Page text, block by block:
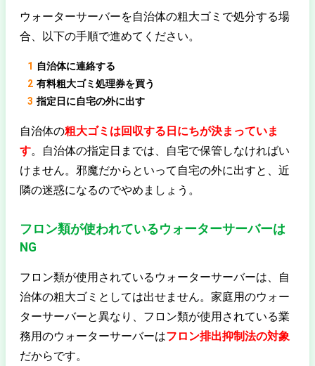
ウォーターサーバーを自治体の粗大ゴミで処分する場
合、以下の手順で進めてください。
自治体に連絡する
有料粗大ゴミ処理券を買う
指定日に自宅の外に出す
自治体の粗大ゴミは回収する日にちが決まっていま
す。自治体の指定日までは、自宅で保管しなければい
けません。邪魔だからといって自宅の外に出すと、近
隣の迷惑になるのでやめましょう。
フロン類が使われているウォーターサーバーは
NG
フロン類が使用されているウォーターサーバーは、自
治体の粗大ゴミとしては出せません。家庭用のウォー
ターサーバーと異なり、フロン類が使用されている業
務用のウォーターサーバーはフロン排出抑制法の対象
だからです。